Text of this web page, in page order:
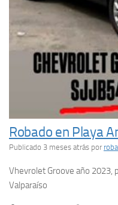
Robado en Playa
Publicado 3 meses atrás por
Vhevrolet Groove año 2023,
Valparaíso